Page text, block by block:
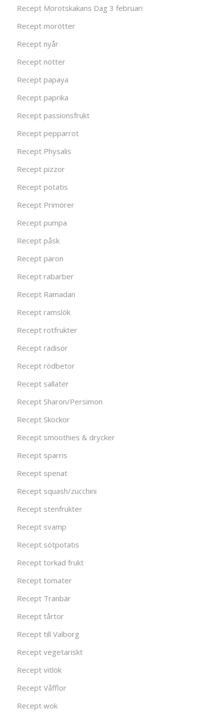
Recept Morotskakans Dag 3 februari
Recept morötter
Recept nyår
Recept nötter
Recept papaya
Recept paprika
Recept passionsfrukt
Recept pepparrot
Recept Physalis
Recept pizzor
Recept potatis
Recept Primörer
Recept pumpa
Recept påsk
Recept päron
Recept rabarber
Recept Ramadan
Recept ramslök
Recept rotfrukter
Recept rädisor
Recept rödbetor
Recept sallater
Recept Sharon/Persimon
Recept Skockor
Recept smoothies & drycker
Recept sparris
Recept spenat
Recept squash/zucchini
Recept stenfrukter
Recept svamp
Recept sötpotatis
Recept torkad frukt
Recept tomater
Recept Tranbär
Recept tårtor
Recept till Valborg
Recept vegetariskt
Recept vitlök
Recept Våfflor
Recept wok